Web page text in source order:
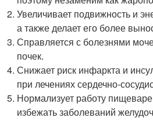
Увеличивает подвижность и
а также делает его более
Справляется с болезнями
почек.
Снижает риск инфаркта и
при лечениях сердечно-
Нормализует работу
избежать заболеваний